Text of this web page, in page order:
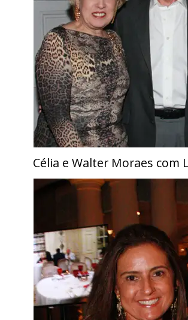
Célia e Walter Moraes com